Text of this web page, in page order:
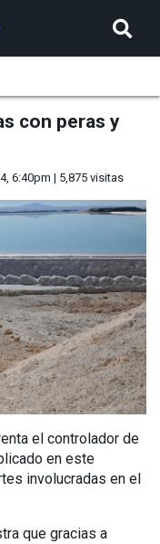
con peras y
6:40pm | 5,875 visitas
el controlador de
en este
involucradas en el
que gracias a